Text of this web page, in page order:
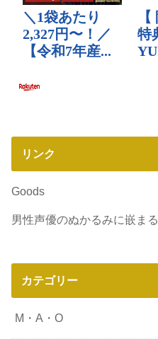
リンク
Goods
男性声優のぬかるみに嵌まる
カテゴリー
M・A・O